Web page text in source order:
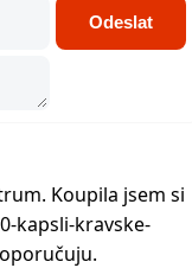
Odeslat
Koupila jsem si
kapsli-kravske-